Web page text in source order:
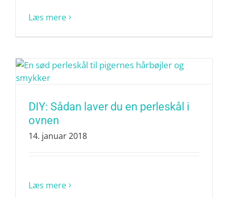
Læs mere
DIY: Sådan laver du en perleskål i
ovnen
14. januar 2018
Læs mere